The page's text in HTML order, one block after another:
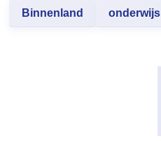
Binnenland
onderwijs